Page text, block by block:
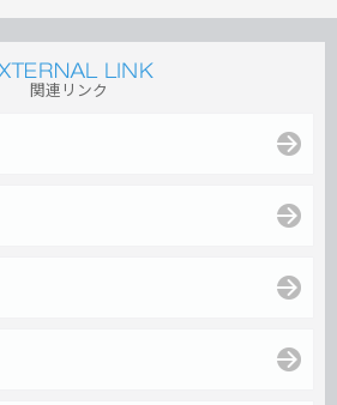
関連リンク